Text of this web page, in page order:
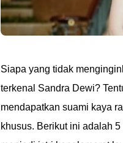
Siapa yang tidak
terkenal Sandra Dewi?
mendapatkan suami kaya
khusus. Berikut ini adalah